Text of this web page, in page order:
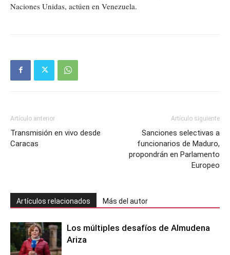
Naciones Unidas, actúen en Venezuela.
Artículo anterior
Transmisión en vivo desde
Caracas
Artículo siguiente
Sanciones selectivas a
funcionarios de Maduro,
propondrán en Parlamento
Europeo
Artículos relacionados Más del autor
Los múltiples desafíos de Almudena
Ariza